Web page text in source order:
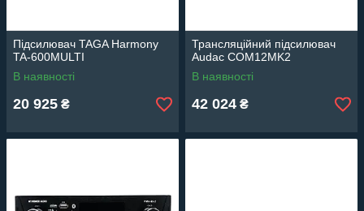
Підсилювач TAGA Harmony
TA-600MULTI
В наявності
20 925 ₴
Трансляційний підсилювач
Audac COM12MK2
В наявності
42 024 ₴